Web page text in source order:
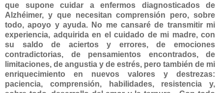
que supone cuidar a enfermos diagnosticados de
Alzhéimer, y que necesitan comprensión pero, sobre
todo, apoyo y ayuda. No me cansaré de transmitir mi
experiencia, adquirida en el cuidado de mi madre, con
su saldo de aciertos y errores, de emociones
contradictorias, de pensamientos encontrados, de
limitaciones, de angustia y de estrés, pero también de mi
enriquecimiento en nuevos valores y destrezas:
paciencia, comprensión, habilidades, resistencia y,